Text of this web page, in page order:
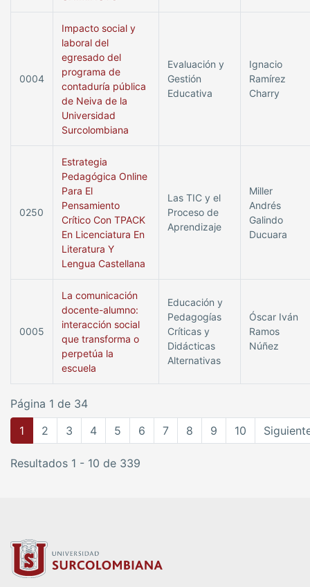
0004
Impacto social y
laboral del
egresado del
programa de
contaduría pública
de Neiva de la
Universidad
Surcolombiana
Evaluación y
Gestión
Educativa
Ignacio
Ramírez
Charry
0250
Estrategia
Pedagógica Online
Para El
Pensamiento
Crítico Con TPACK
En Licenciatura En
Literatura Y
Lengua Castellana
Las TIC y el
Proceso de
Aprendizaje
Miller
Andrés
Galindo
Ducuara
0005
La comunicación
docente-alumno:
interacción social
que transforma o
perpetúa la
escuela
Educación y
Pedagogías
Críticas y
Didácticas
Alternativas
Óscar Iván
Ramos
Núñez
Página 1 de 34
1
2 3 4 5 6 7 8 9 10
Resultados 1 - 10 de 339